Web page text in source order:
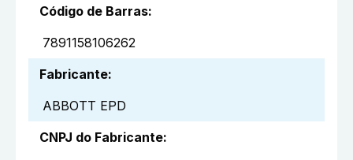
Código de Barras:
7891158106262
Fabricante:
ABBOTT EPD
CNPJ do Fabricante: